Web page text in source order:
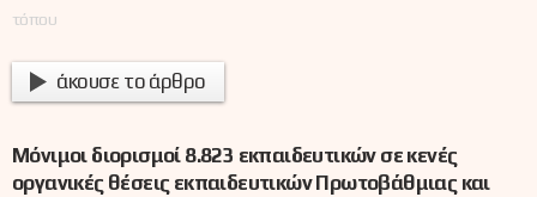
τόπου
άκουσε το άρθρο
Μόνιμοι διορισμοί 8.823 εκπαιδευτικών σε κενές
οργανικές θέσεις εκπαιδευτικών Πρωτοβάθμιας και